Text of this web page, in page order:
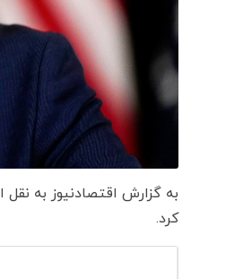
به گزارش اقتصادنیوز به
کرد.